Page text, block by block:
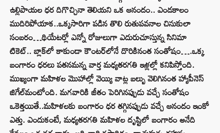
ఉల్లిపాయల ధర దిగొచ్చినా తెలియని ఒక ఆనందం.. ఎండకాలం
ముదిరిపోయాక..ఒక్కసారిగా పడిన తొలి రుతుపవనాల చినుకులా
సంబరం…థియేటర్లో ఎన్నో రోజులుగా ఎదురుచూస్తున్న సినిమా
టికెట్.. బ్లాక్‌లో కాకుండా కౌంటర్‌లోనే దొరికినంత సంతోషం….ఒక్క
బంగారం ధరలు పతనమన్న వార్త మధ్యతరగతి ఇళ్లల్లో కనిపిస్తోంది.
ముఖ్యంగా మహిళల మొహాల్లో వెయ్యి వాట్ల బల్బు వెలిగినంత హ్యాపీనెస్
జిగేల్‌మంటోంది. మగవారికి జీతం పెరిగినప్పుడు వచ్చే సంతోషం
ఒకెత్తయితే..మహిళలకు బంగారం ధర తగ్గినప్పుడు వచ్చే ఆనందం ఇంకో
ఎత్తు. ఎందుకంటే, మధ్యతరగతి మహిళల దృష్టిలో బంగారం అనేది